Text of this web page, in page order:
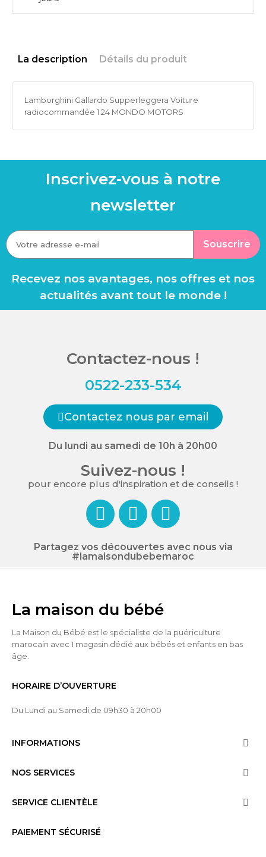
La description Détails du produit
Lamborghini Gallardo Supperleggera Voiture
radiocommandée 1:24 MONDO MOTORS
Inscrivez-vous à notre
newsletter
Souscrire
Recevez nos avantages, nos offres et nos
actualités avant tout le monde !
Contactez-nous !
0522-233-534
Contactez nous par email
Du lundi au samedi de 10h à 20h00
Suivez-nous !
pour encore plus d'inspiration et de conseils !
Partagez vos découvertes avec nous via
#lamaisondubebemaroc
La maison du bébé
La Maison du Bébé est le spécialiste de la puériculture
marocain avec 1 magasin dédié aux bébés et enfants en bas
âge.
HORAIRE D’OUVERTURE
Du Lundi au Samedi de 09h30 à 20h00
INFORMATIONS 
NOS SERVICES 
SERVICE CLIENTÈLE 
PAIEMENT SÉCURISÉ